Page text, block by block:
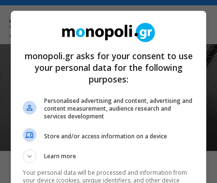
Σχετικά Θέματα
Ο Γιάννης Χαρούλης θα δώσει μια
τελευταία καλοκαιρινή συναυλία στο
monopoli.gr asks for your consent to use
your personal data for the following
purposes:
Personalised advertising and content, advertising and
content measurement, audience research and
services development
Store and/or access information on a device
Learn more
Your personal data will be processed and information from
your device (cookies, unique identifiers, and other device